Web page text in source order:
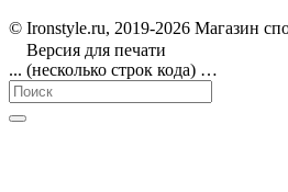
© Ironstyle.ru, 2019-2026 Магазин
Версия для печати
... (несколько строк кода) …